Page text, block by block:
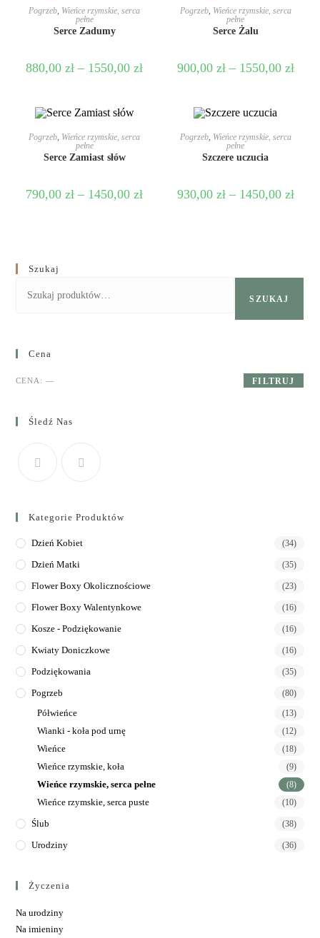
WYBIERZ OPCJE
Pogrzeb, Wieńce rzymskie, serca
pełne
Serce Zadumy
880,00zł – 1550,00zł
WYBIERZ OPCJE
Pogrzeb, Wieńce rzymskie, serca
pełne
Serce Żalu
900,00 zł – 1550,00 zł
WYBIERZ OPCJE
Pogrzeb, Wieńce rzymskie, serca
pełne
Serce Zamiast słów
790,00zł – 1450,00zł
WYBIERZ OPCJE
Pogrzeb, Wieńce rzymskie, serca
pełne
Szczere uczucia
930,00 zł – 1450,00 zł
Szukaj
SZUKAJ
Cena
FILTRUJ
CENA:—
Śledź Nas
Kategorie Produktów
Dzień Kobiet (34)
Dzień Matki (35)
Flower Boxy Okolicznościowe (23)
Flower Boxy Walentynkowe (16)
Kosze - Podziękowanie (16)
Kwiaty Doniczkowe (16)
Podziękowania (35)
Pogrzeb (80)
Półwieńce (13)
Wianki - koła pod urnę (12)
Wieńce (18)
Wieńce rzymskie, koła (9)
Wieńce rzymskie, serca pełne (8)
Wieńce rzymskie, serca puste (10)
Ślub (38)
Urodziny (36)
Życzenia
Na urodziny
Na imieniny